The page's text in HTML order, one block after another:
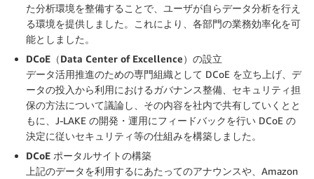
た分析環境を整備することで、ユーザが自らデータ分析を行え
る環境を提供しました。これにより、各部門の業務効率化を可
能としました。
DCoE（Data Center of Excellence）の設立
データ活用推進のための専門組織として DCoE を立ち上げ、デ
ータの投入から利用におけるガバナンス整備、セキュリティ担
保の方法について議論し、その内容を社内で共有していくとと
もに、J-LAKE の開発・運用にフィードバックを行い DCoE の
決定に従いセキュリティ等の仕組みを構築しました。
DCoE ポータルサイトの構築
上記のデータを利用するにあたってのアナウンスや、Amazon